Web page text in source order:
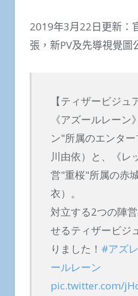
2019年3月22日更新：
張，新PV及先導視覺圖
【ティザービジュ
《アズールレーン
ン"所属のエンタ
川由依）と、《レ
営"重桜"所属の赤
衣）。
対立する2つの陣
せるティザービジ
りました！ #アズ
ールレーン
pic.twitter.com/